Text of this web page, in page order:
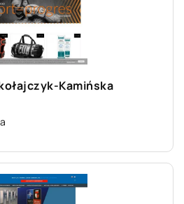
Kamińska